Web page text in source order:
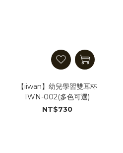
【iiwan】幼兒學習雙耳杯
IWN-002(多色可選)
NT$730